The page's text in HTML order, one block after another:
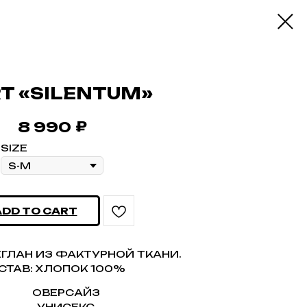
«SILENTUM»
8 990 ₽
SIZE
TO CART
ИЗ ФАКТУРНОЙ ТКАНИ.
ХЛОПОК 100%
ОВЕРСАЙЗ